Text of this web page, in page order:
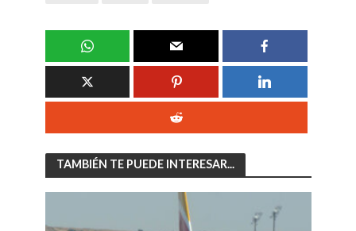
TAMBIÉN TE PUEDE INTERESAR...